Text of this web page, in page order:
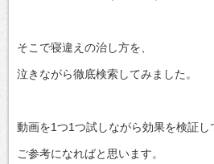
そこで寝違えの治し方を、
泣きながら徹底検索してみました。
動画を1つ1つ試しながら効果を検証し
ご参考になればと思います。